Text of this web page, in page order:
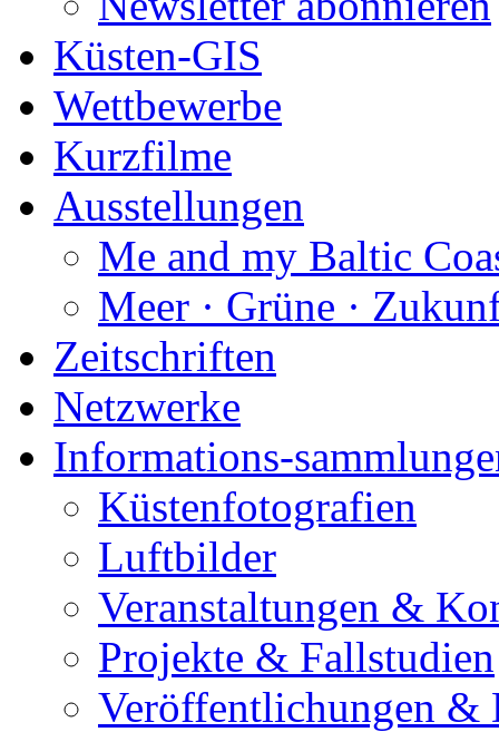
Küsten-GIS
Wettbewerbe
Kurzfilme
Ausstellungen
Me and my Baltic
Meer · Grüne ·
Zeitschriften
Netzwerke
Informations-
Küstenfotografien
Luftbilder
Veranstaltungen &
Projekte & Fallstudien
Veröffentlichungen &